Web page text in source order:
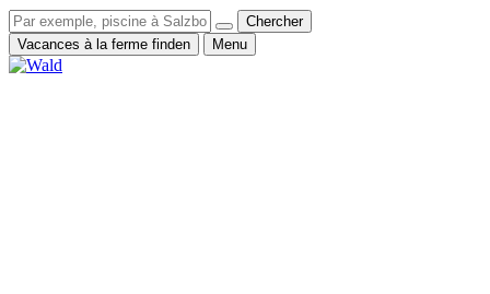
Chercher
Vacances à la ferme finden
Menu